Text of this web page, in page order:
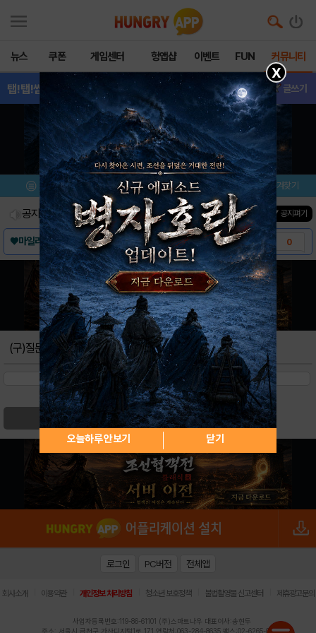
뉴스 쿠폰 게임센터 헝앱샵 이벤트 FUN 커뮤니티
탭!탭!썸마린 - (구)질문 글쓰기
메뉴 이벤트/미션 설치/평가 즐겨찾기
공지사항 진행중인 이벤트0건 ▼ 공지펴기
♥마일리지 두근두근 이벤트 상품 미리보기♥ 0
탭!탭!썸마린 다운로드 링크
폭탄을 활용하자!
블록을 모으자! 0
피버타임을 만들자!
아이템을 알면 더 쉬워요!
메인화면 인터페이스
(구)질문
검색
X
오늘하루 안보기 닫기
로그인 PC버전 전체앱
회사소개 이용약관 개인정보 처리방침 청소년 보호정책 불법촬영물 신고센터 제휴광고문의
사업자등록번호:119-86-61101 (주)스마트나우 대표이사:송현두
주소: 서울시 금천구 가산디지털1로 171 연락처:063-284-8635 팩스:02-6265-0377